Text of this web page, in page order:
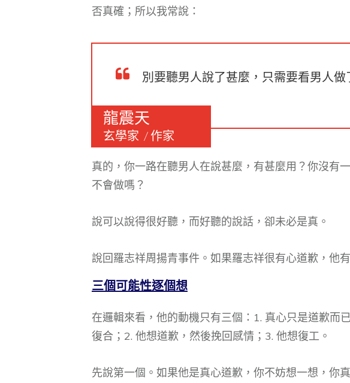
否真確；所以我常說：
別要聽男人說了甚麼，只需要看男人做
龍震天
玄學家 / 作家
真的，你一路在聽男人在說甚麼，有甚麼用？你沒有
不會做嗎？
說可以說得很好聽，而好聽的說話，卻未必是真。
說回羅志祥周揚青事件。如果羅志祥很有心道歉，他
三個可能性逐個想
在邏輯來看，他的動機只有三個：1. 真心只是道歉而
復合；2. 他想道歉，然後挽回感情；3. 他想復工。
先說第一個。如果他是真心道歉，你不妨想一想，你